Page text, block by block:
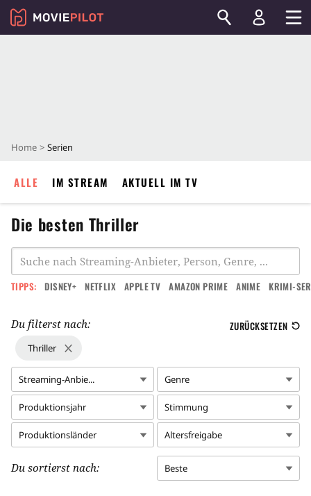
Home Serien
ALLE IM STREAM AKTUELL IM TV
Die besten Thriller
TIPPS: DISNEY+ NETFLIX APPLE TV AMAZON PRIME ANIME KRIMI-
Du filterst nach: ZURÜCKSETZEN
Thriller
Streaming-Anbie... Genre
Produktionsjahr Stimmung
Produktionsländer Altersfreigabe
Du sortierst nach: Beste